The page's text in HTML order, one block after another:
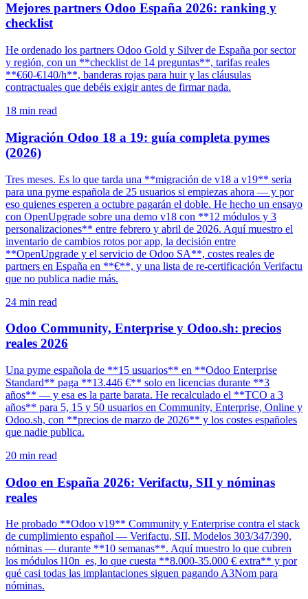
Mejores partners Odoo España 2026: ranking y
checklist
He ordenado los partners Odoo Gold y Silver de España por sector
y región, con un **checklist de 14 preguntas**, tarifas reales
**€60-€140/h**, banderas rojas para huir y las cláusulas
contractuales que debéis exigir antes de firmar nada.
18 min read
Migración Odoo 18 a 19: guía completa pymes
(2026)
Tres meses. Es lo que tarda una **migración de v18 a v19** seria
para una pyme española de 25 usuarios si empiezas ahora — y por
eso quienes esperen a octubre pagarán el doble. He hecho un ensayo
con OpenUpgrade sobre una demo v18 con **12 módulos y 3
personalizaciones** entre febrero y abril de 2026. Aquí muestro el
inventario de cambios rotos por app, la decisión entre
**OpenUpgrade y el servicio de Odoo SA**, costes reales de
partners en España en **€**, y una lista de re-certificación Verifactu
que no publica nadie más.
24 min read
Odoo Community, Enterprise y Odoo.sh: precios
reales 2026
Una pyme española de **15 usuarios** en **Odoo Enterprise
Standard** paga **13.446 €** solo en licencias durante **3
años** — y esa es la parte barata. He recalculado el **TCO a 3
años** para 5, 15 y 50 usuarios en Community, Enterprise, Online y
Odoo.sh, con **precios de marzo de 2026** y los costes españoles
que nadie publica.
20 min read
Odoo en España 2026: Verifactu, SII y nóminas
reales
He probado **Odoo v19** Community y Enterprise contra el stack
de cumplimiento español — Verifactu, SII, Modelos 303/347/390,
nóminas — durante **10 semanas**. Aquí muestro lo que cubren
los módulos l10n_es, lo que cuesta **8.000-35.000 € extra** y por
qué casi todas las implantaciones siguen pagando A3Nom para
nóminas.